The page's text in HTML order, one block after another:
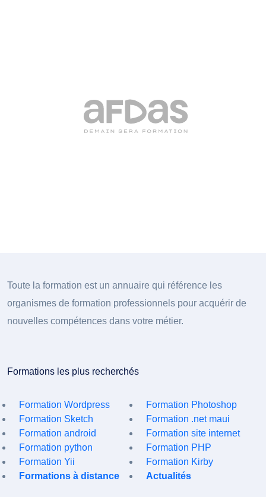
Toute la formation est un annuaire qui référence les
organismes de formation professionnels pour acquérir de
nouvelles compétences dans votre métier.
Formations les plus recherchés
Formation Wordpress
Formation Photoshop
Formation Sketch
Formation .net maui
Formation android
Formation site internet
Formation python
Formation PHP
Formation Yii
Formation Kirby
Formations à distance
Actualités